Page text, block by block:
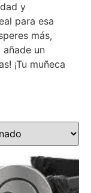
y
para esa
más,
añade un
¡Tu muñeca